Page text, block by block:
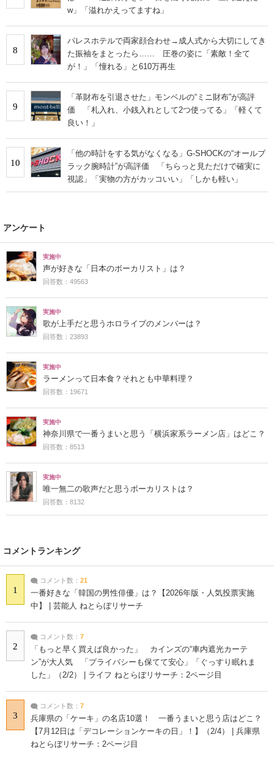
w」「溢れかえってますね」
8
パレスホテルで両家顔合わせ→成人式から大切にしてき
た振袖をまとったら…… 圧巻の姿に「素敵！全て
が！」「憧れる」と610万再生
9
「革財布を引退させた」モンベルの“ミニ財布”が高評
価 「札入れ、小銭入れとして2つ使ってる」「軽くて
良い！」
10
「他の時計をする気がなくなる」G-SHOCKの“オールブ
ラック腕時計”が高評価 「ちらっと見ただけで確実に
視認」「実物の方がカッコいい」「しかも軽い」
アンケート
実施中
声が好きな「日本のボーカリスト」は？
回答数：49563
実施中
歌が上手だと思うホロライブのメンバーは？
回答数：23893
実施中
ラーメンって日本食？それとも中華料理？
回答数：19671
実施中
神奈川県で一番うまいと思う「横浜家系ラーメン店」はどこ？
回答数：8513
実施中
唯一無二の歌声だと思うボーカリストは？
回答数：8132
コメントランキング
1
コメント数： 21
一番好きな「韓国の男性俳優」は？【2026年版・人気投票実施
中】 | 芸能人 ねとらぼリサーチ
2
コメント数： 7
「もっと早く買えば良かった」 カインズの“車内遮光カーテ
ン”が大人気 「プライバシーも保てて安心」「ぐっすり眠れま
した」（2/2） | ライフ ねとらぼリサーチ：2ページ目
3
コメント数： 7
兵庫県の「ケーキ」の名店10選！ 一番うまいと思う店はどこ？
【7月12日は「デコレーションケーキの日」！】（2/4） | 兵庫県
ねとらぼリサーチ：2ページ目